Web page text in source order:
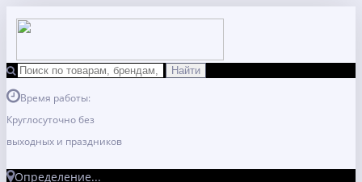
Время работы:
Круглосуточно без
выходных и праздников
Определение...